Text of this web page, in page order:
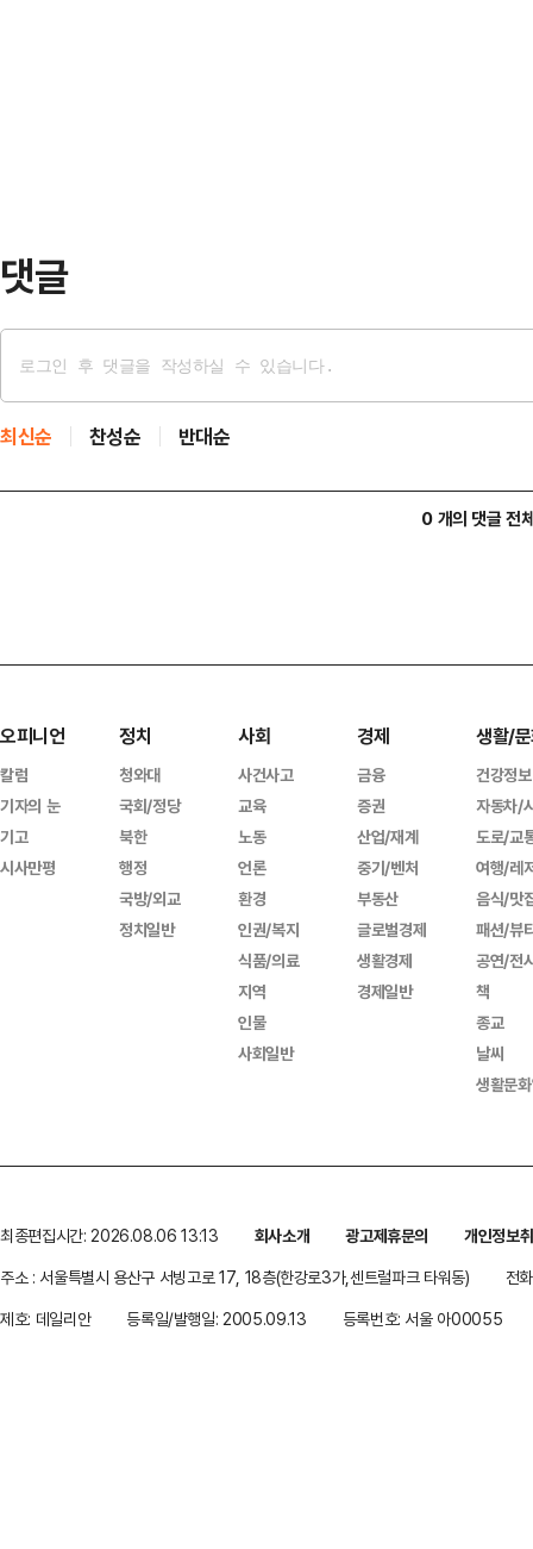
댓글
최신순 찬성순 반대순
0 개의 댓글 전
오피니언
칼럼
기자의 눈
기고
시사만평
정치
청와대
국회/정당
북한
행정
국방/외교
정치일반
사회
사건사고
교육
노동
언론
환경
인권/복지
식품/의료
지역
인물
사회일반
경제
금융
증권
산업/재계
중기/벤처
부동산
글로벌경제
생활경제
경제일반
생활/
건강정보
자동차/
도로/교
여행/레
음식/맛
패션/뷰
공연/전
책
종교
날씨
생활문
최종편집시간: 2026.08.06 13:13 회사소개 광고제휴문의
개인정보
주소 : 서울특별시 용산구 서빙고로 17, 18층(한강로3가,센트럴파크 타워동)
전
제호: 데일리안
등록일/발행일: 2005.09.13 등록번호: 서울 아00055